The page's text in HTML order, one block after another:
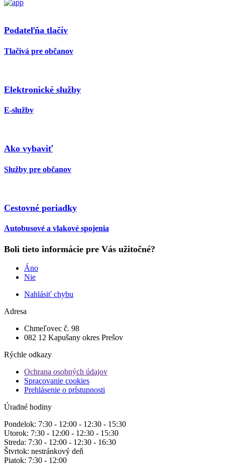
Podateľňa tlačív
Tlačivá pre občanov
Elektronické služby
E-služby
Ako vybaviť
Služby pre občanov
Cestovné poriadky
Autobusové a vlakové spojenia
Boli tieto informácie pre Vás užitočné?
Áno
Nie
Nahlásiť chybu
Adresa
Chmeľovec č. 98
082 12 Kapušany okres Prešov
Rýchle odkazy
Ochrana osobných údajov
Spracovanie cookies
Prehlásenie o prístupnosti
Úradné hodiny
Pondelok: 7:30 - 12:00 - 12:30 - 15:30
Utorok: 7:30 - 12:00 - 12:30 - 15:30
Streda: 7:30 - 12:00 - 12:30 - 16:30
Štvrtok: nestránkový deň
Piatok: 7:30 - 12:00